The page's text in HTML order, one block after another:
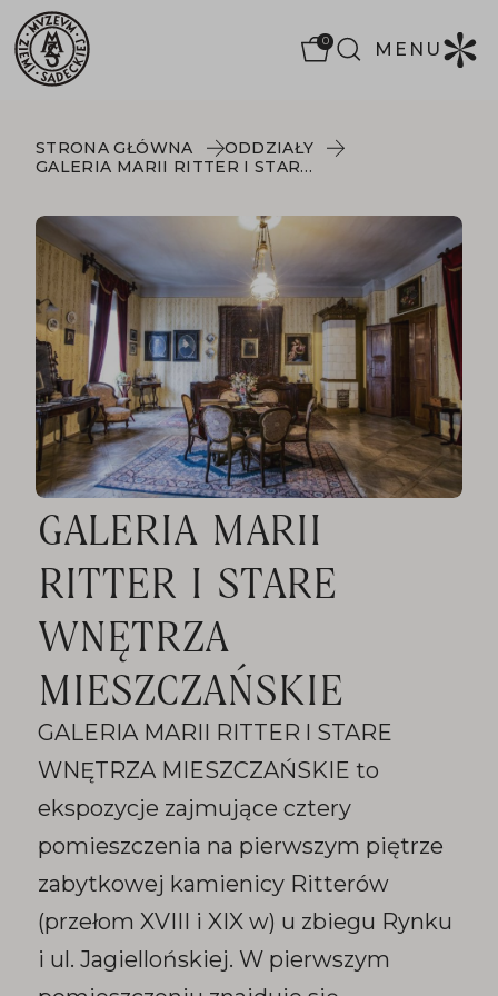
0 MENU
STRONA GŁÓWNA
ODDZIAŁY
GALERIA MARII RITTER I STARE WNĘTRZA MIESZCZAŃSKIE
GALERIA MARII
RITTER I STARE
WNĘTRZA
MIESZCZAŃSKIE
GALERIA MARII RITTER l STARE
WNĘTRZA MIESZCZAŃSKIE to
ekspozycje zajmujące cztery
pomieszczenia na pierwszym piętrze
zabytkowej kamienicy Ritterów
(przełom XVIII i XIX w) u zbiegu Rynku
i ul. Jagiellońskiej. W pierwszym